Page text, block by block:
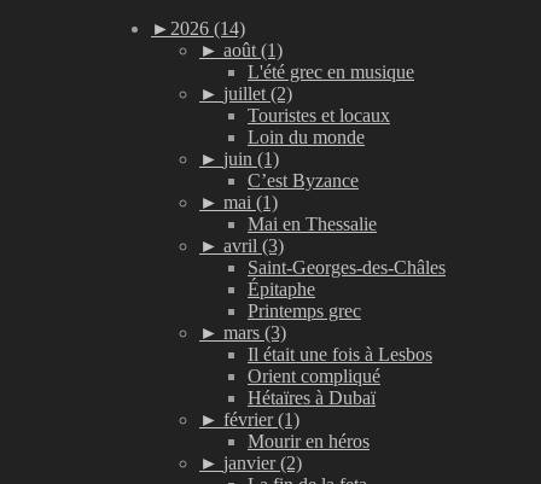
► 2026 (14)
► août (1)
L'été grec en musique
► juillet (2)
Touristes et locaux
Loin du monde
► juin (1)
C’est Byzance
► mai (1)
Mai en Thessalie
► avril (3)
Saint-Georges-des-Châles
Épitaphe
Printemps grec
► mars (3)
Il était une fois à Lesbos
Orient compliqué
Hétaïres à Dubaï
► février (1)
Mourir en héros
► janvier (2)